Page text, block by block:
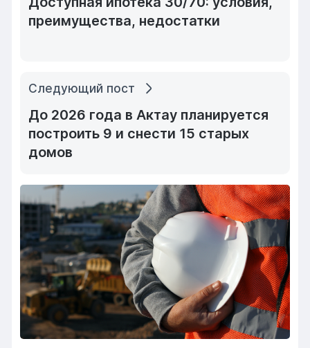
преимущества, недостатки
Следующий пост
До 2026 года в Актау планируется
построить 9 и снести 15 старых
домов